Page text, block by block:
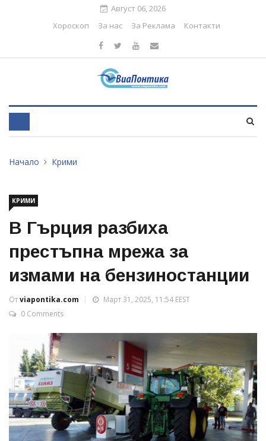
Август 06, 2026
Хороскоп
За нас За Реклама Контакти
Начало Крими
КРИМИ
В Гърция разбиха
престъпна мрежа за
измами на бензиностанции
Отviapontika.com
Март 31, 2025, 11:54 EEST
0 Comments